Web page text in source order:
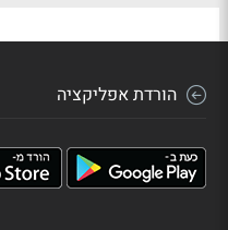
הורדת אפליקציה